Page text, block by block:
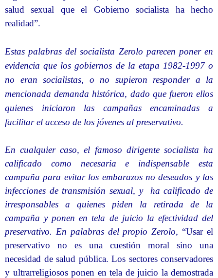
salud sexual que el Gobierno socialista ha hecho
realidad”.
Estas palabras del socialista Zerolo parecen poner en
evidencia que los gobiernos de la etapa 1982-1997 o
no eran socialistas, o no supieron responder a la
mencionada demanda histórica, dado que fueron ellos
quienes iniciaron las campañas encaminadas a
facilitar el acceso de los jóvenes al preservativo.
En cualquier caso, el famoso dirigente socialista ha
calificado como necesaria e indispensable esta
campaña para evitar los embarazos no deseados y las
infecciones de transmisión sexual, y
ha calificado de
irresponsables a quienes piden la retirada de la
campaña y ponen en tela de juicio la efectividad del
preservativo. En palabras del propio Zerolo, “Usar el
preservativo no es una cuestión moral sino una
necesidad de salud pública. Los sectores conservadores
y ultrarreligiosos ponen en tela de juicio la demostrada